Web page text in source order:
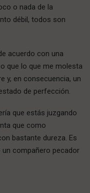
o nada de la
débil, todos son
acuerdo con una
que lo que me molesta
y, en consecuencia, un
de perfección.
que estás juzgando
que como
bastante dureza. Es
compañero pecador